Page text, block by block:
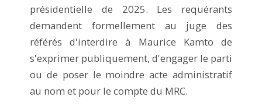
présidentielle de 2025. Les requérants
demandent formellement au juge des
référés d'interdire à Maurice Kamto de
s'exprimer publiquement, d'engager le parti
ou de poser le moindre acte administratif
au nom et pour le compte du MRC.